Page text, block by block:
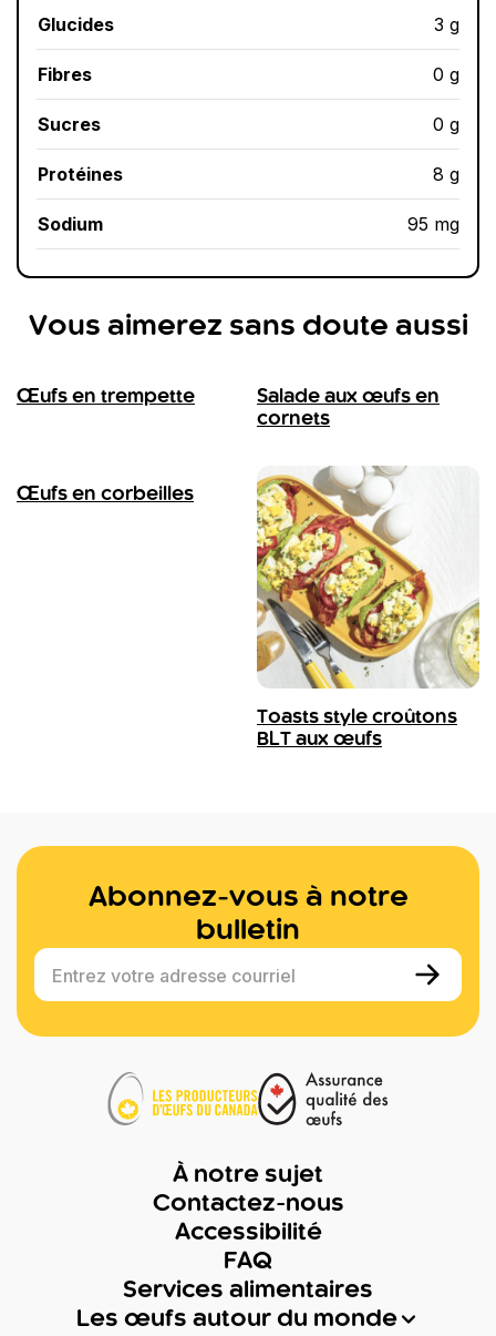
Glucides 3 g
Fibres 0 g
Sucres 0 g
Protéines 8 g
Sodium 95 mg
Vous aimerez sans doute aussi
Œufs en trempette
Salade aux œufs en
cornets
Œufs en corbeilles
Toasts style croûtons
BLT aux œufs
Abonnez-vous à notre
bulletin
Entrez votre adresse courriel
À notre sujet
Contactez-nous
Accessibilité
FAQ
Services alimentaires
Les œufs autour du monde